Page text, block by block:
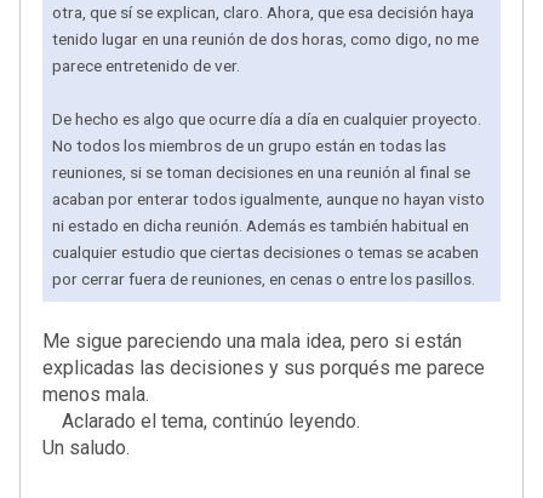
otra, que sí se explican, claro. Ahora, que esa decisión haya
tenido lugar en una reunión de dos horas, como digo, no me
parece entretenido de ver.
De hecho es algo que ocurre día a día en cualquier proyecto.
No todos los miembros de un grupo están en todas las
reuniones, si se toman decisiones en una reunión al final se
acaban por enterar todos igualmente, aunque no hayan visto
ni estado en dicha reunión. Además es también habitual en
cualquier estudio que ciertas decisiones o temas se acaben
por cerrar fuera de reuniones, en cenas o entre los pasillos.
Me sigue pareciendo una mala idea, pero si están
explicadas las decisiones y sus porqués me parece
menos mala.
Aclarado el tema, continúo leyendo.
Un saludo.